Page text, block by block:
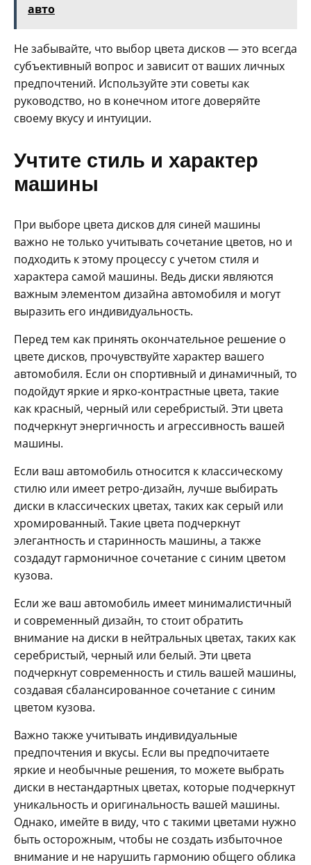
авто
Не забывайте, что выбор цвета дисков — это всегда
субъективный вопрос и зависит от ваших личных
предпочтений. Используйте эти советы как
руководство, но в конечном итоге доверяйте
своему вкусу и интуиции.
Учтите стиль и характер
машины
При выборе цвета дисков для синей машины
важно не только учитывать сочетание цветов, но и
подходить к этому процессу с учетом стиля и
характера самой машины. Ведь диски являются
важным элементом дизайна автомобиля и могут
выразить его индивидуальность.
Перед тем как принять окончательное решение о
цвете дисков, прочувствуйте характер вашего
автомобиля. Если он спортивный и динамичный, то
подойдут яркие и ярко-контрастные цвета, такие
как красный, черный или серебристый. Эти цвета
подчеркнут энергичность и агрессивность вашей
машины.
Если ваш автомобиль относится к классическому
стилю или имеет ретро-дизайн, лучше выбирать
диски в классических цветах, таких как серый или
хромированный. Такие цвета подчеркнут
элегантность и старинность машины, а также
создадут гармоничное сочетание с синим цветом
кузова.
Если же ваш автомобиль имеет минималистичный
и современный дизайн, то стоит обратить
внимание на диски в нейтральных цветах, таких как
серебристый, черный или белый. Эти цвета
подчеркнут современность и стиль вашей машины,
создавая сбалансированное сочетание с синим
цветом кузова.
Важно также учитывать индивидуальные
предпочтения и вкусы. Если вы предпочитаете
яркие и необычные решения, то можете выбрать
диски в нестандартных цветах, которые подчеркнут
уникальность и оригинальность вашей машины.
Однако, имейте в виду, что с такими цветами нужно
быть осторожным, чтобы не создать избыточное
внимание и не нарушить гармонию общего облика